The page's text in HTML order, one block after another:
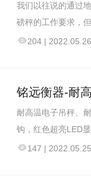
我们以往说的通过
磅秤的工作要求，
204 | 2022.05.26
铭远衡器-耐
耐高温电子吊秤、
钩，红色超亮LED显
147 | 2022.05.25